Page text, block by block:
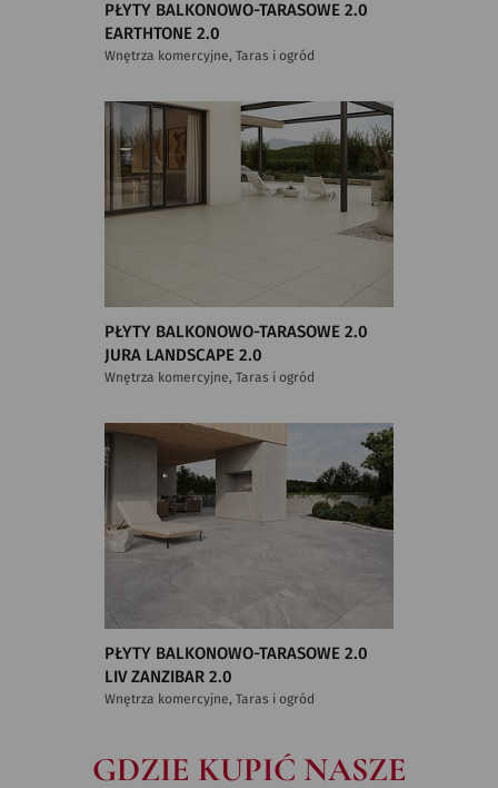
PŁYTY BALKONOWO-TARASOWE 2.0
EARTHTONE 2.0
Wnętrza komercyjne, Taras i ogród
PŁYTY BALKONOWO-TARASOWE 2.0
JURA LANDSCAPE 2.0
Wnętrza komercyjne, Taras i ogród
PŁYTY BALKONOWO-TARASOWE 2.0
LIV ZANZIBAR 2.0
Wnętrza komercyjne, Taras i ogród
GDZIE KUPIĆ NASZE